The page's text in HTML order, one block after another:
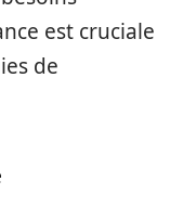
est cruciale
de